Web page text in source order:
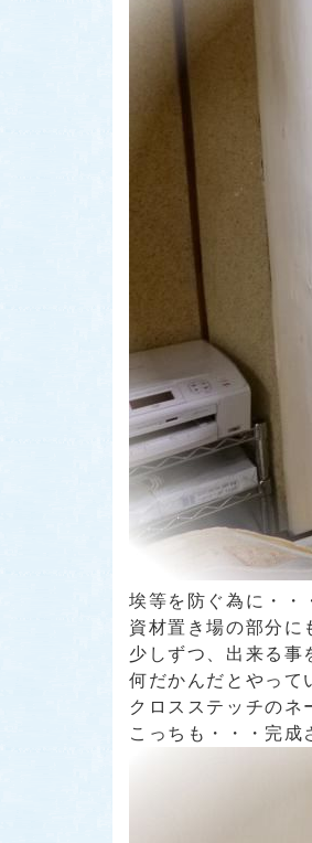
埃等を防ぐ為に・・
資材置き場の部分
少しずつ、出来る事
何だかんだとやって
クロスステッチのネ
こっちも・・・完